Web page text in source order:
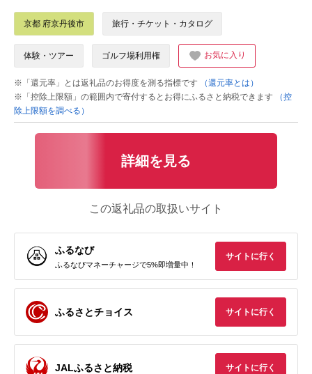
京都 府京丹後市 旅行・チケット・カタログ
体験・ツアー ゴルフ場利用権 お気に入り
※「還元率」とは返礼品のお得度を測る指標です
（還元率とは）
※「控除上限額」の範囲内で寄付するとお得にふるさと納税できます
（控
除上限額を調べる）
詳細を見る
この返礼品の取扱いサイト
ふるなび
ふるなびマネーチャージで5%即増量中！
サイトに行く
ふるさとチョイス サイトに行く
JALふるさと納税 サイトに行く